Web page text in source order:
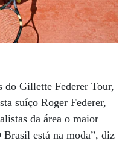
do Gillette Federer Tour,
suíço Roger Federer,
da área o maior
Brasil está na moda”, diz